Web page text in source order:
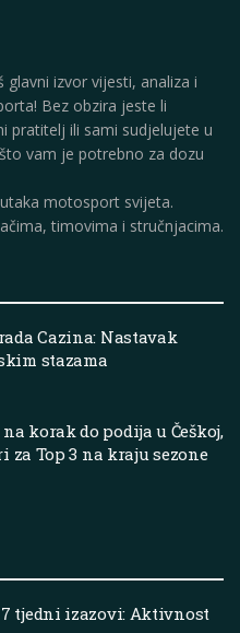
izvor vijesti, analiza i
Bez obzira jeste li
pratitelj ili sami sudjelujete u
vam je potrebno za dozu
motosport svijeta.
timovima i stručnjacima.
Cazina: Nastavak
stazama
korak do podija u Češkoj,
za Top 3 na kraju sezone
tjedni izazovi: Aktivnost